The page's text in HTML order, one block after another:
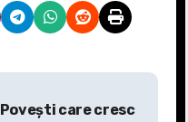
Povești care cresc